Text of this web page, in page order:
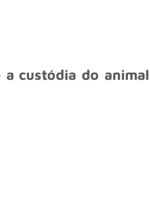
custódia do animal